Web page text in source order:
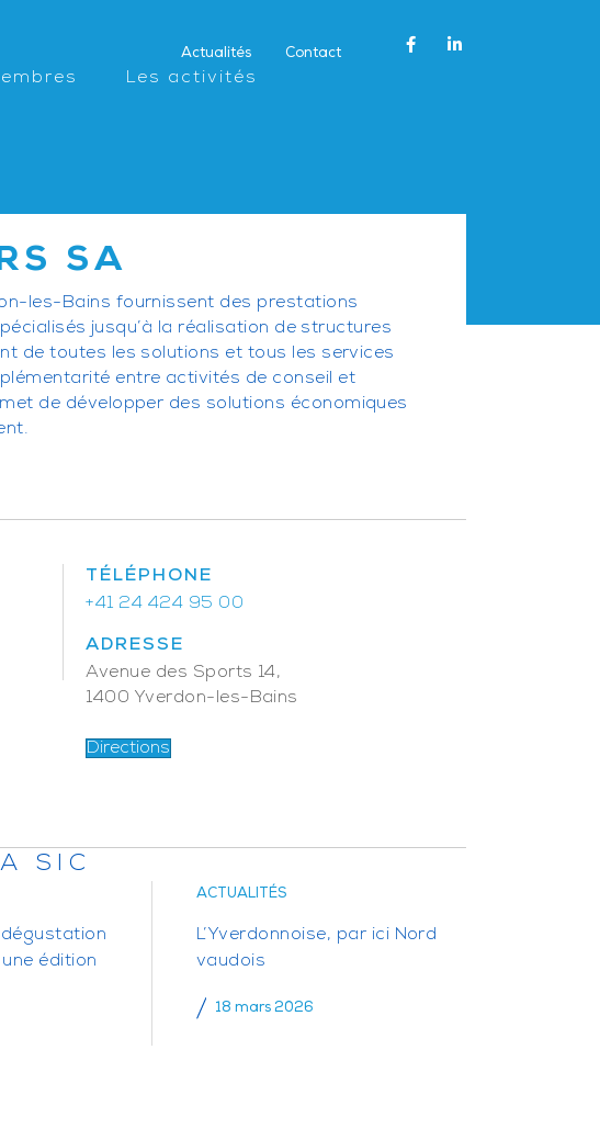
Actualités Contact
Les activités
SA
les-Bains fournissent des prestations
jusqu’à la réalisation de structures
de toutes les solutions et tous les services
entre activités de conseil et
de développer des solutions économiques
TÉLÉPHONE
+41 24 424 95 00
ADRESSE
Avenue des Sports 14,
1400 Yverdon-les-Bains
Directions
SIC
édition
ACTUALITÉS
L’Yverdonnoise, par ici Nord
vaudois
18 mars 2026